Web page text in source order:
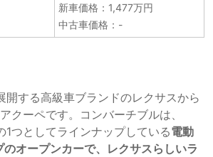
新車価格：1,477万円
中古車価格：-
する高級車ブランドのレクサスから
クーペです。コンバーチブルは、
つとしてラインナップしている電動
オープンカーで、レクサスらしいラ